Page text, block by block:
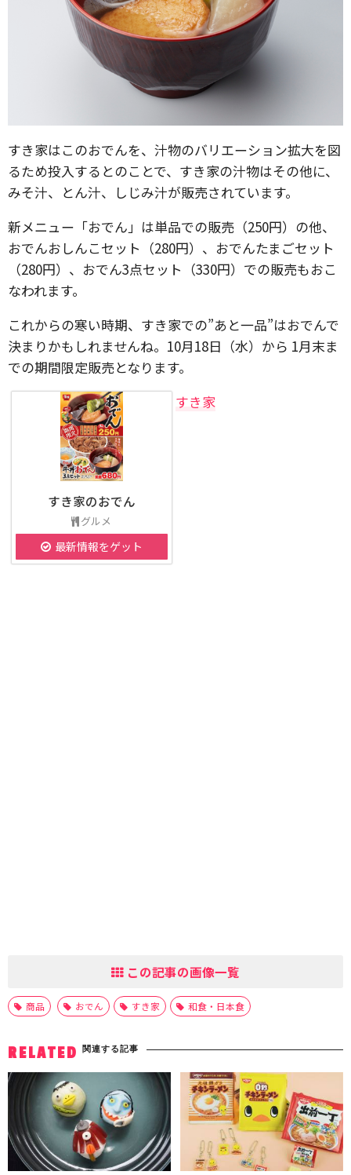
すき家はこのおでんを、汁物のバリエーション拡大を図
るため投入するとのことで、すき家の汁物はその他に、
みそ汁、とん汁、しじみ汁が販売されています。
新メニュー「おでん」は単品での販売（250円）の他、
おでんおしんこセット（280円）、おでんたまごセット
（280円）、おでん3点セット（330円）での販売もおこ
なわれます。
これからの寒い時期、すき家での”あと一品”はおでんで
決まりかもしれませんね。10月18日（水）から 1月末ま
での期間限定販売となります。
すき家のおでん
グルメ
最新情報をゲット
すき家
この記事の画像一覧
商品 おでん すき家 和食・日本食
RELATED 関連する記事